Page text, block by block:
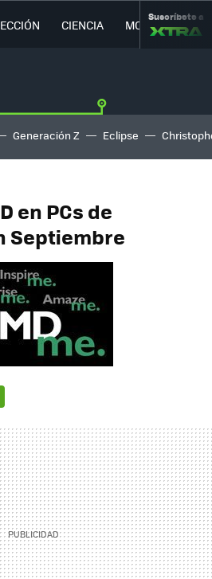
CIENCIA MOVILIDAD
Suscríbete a
Generación Z Eclipse
en PCs de
Septiembre